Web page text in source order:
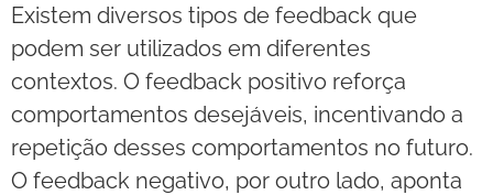
Existem diversos tipos de feedback que
podem ser utilizados em diferentes
contextos. O feedback positivo reforça
comportamentos desejáveis, incentivando a
repetição desses comportamentos no futuro.
O feedback negativo, por outro lado, aponta